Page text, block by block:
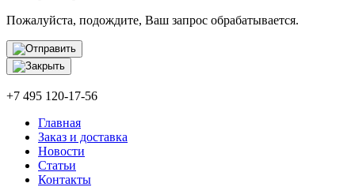
Пожалуйста, подождите, Ваш запрос обрабатывается.
+7 495 120-17-56
Главная
Заказ и доставка
Новости
Статьи
Контакты